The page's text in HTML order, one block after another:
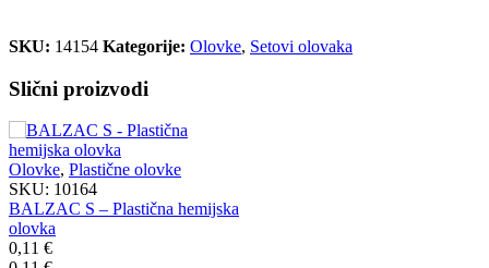
SKU: 14154 Kategorije: Olovke, Setovi olovaka
Slični proizvodi
Olovke, Plastične olovke
SKU: 10164
BALZAC S – Plastična hemijska
olovka
0,11 €